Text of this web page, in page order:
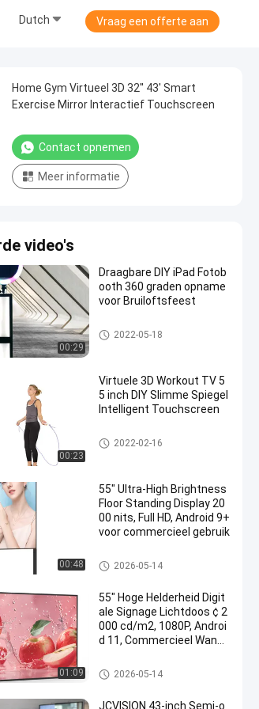
Dutch Vraag een offerte aan
Home Gym Virtueel 3D 32'' 43' Smart
Exercise Mirror Interactief Touchscreen
Contact opnemen
Meer informatie
video's
00:29
Draagbare DIY iPad Fotob
ooth 360 graden opname
voor Bruiloftsfeest
diy slimme spiegel
2022-05-18
00:23
Virtuele 3D Workout TV 5
5 inch DIY Slimme Spiegel
Intelligent Touchscreen
diy slimme spiegel
2022-02-16
00:48
55" Ultra-High Brightness
Floor Standing Display 20
00 nits, Full HD, Android 9+
voor commercieel gebruik
Openlucht Digitale Signage Ve
rtoning
2026-05-14
01:09
55" Hoge Helderheid Digit
ale Signage Lichtdoos ¢ 2
000 cd/m2, 1080P, Androi
d 11, Commercieel Wand
Openlucht Digitale Signage Ve
rtoning
2026-05-14
JCVISION 43-inch Semi-o